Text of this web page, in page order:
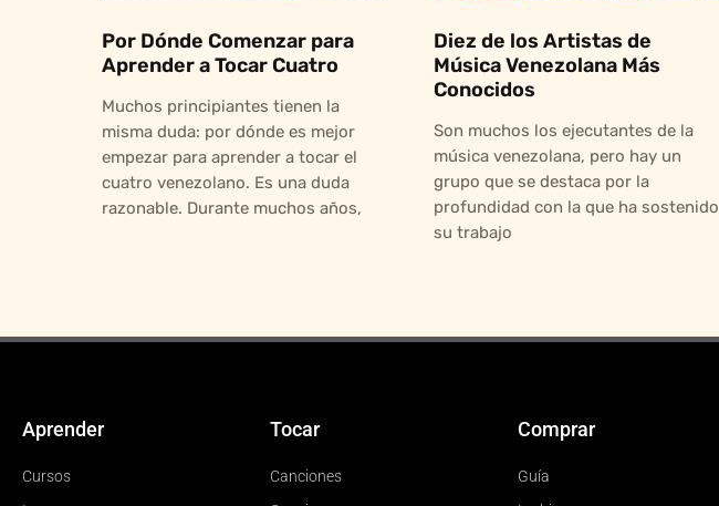
Por Dónde Comenzar para
Aprender a Tocar Cuatro
Muchos principiantes tienen la
misma duda: por dónde es mejor
empezar para aprender a tocar el
cuatro venezolano. Es una duda
razonable. Durante muchos años,
Diez de los Artistas de
Música Venezolana Más
Conocidos
Son muchos los ejecutantes de la
música venezolana, pero hay un
grupo que se destaca por la
profundidad con la que ha sostenido
su trabajo
Aprender
Cursos
Tocar
Canciones
Comprar
Guía